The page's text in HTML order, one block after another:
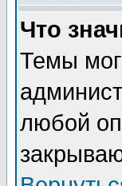
Что
Темы
любой